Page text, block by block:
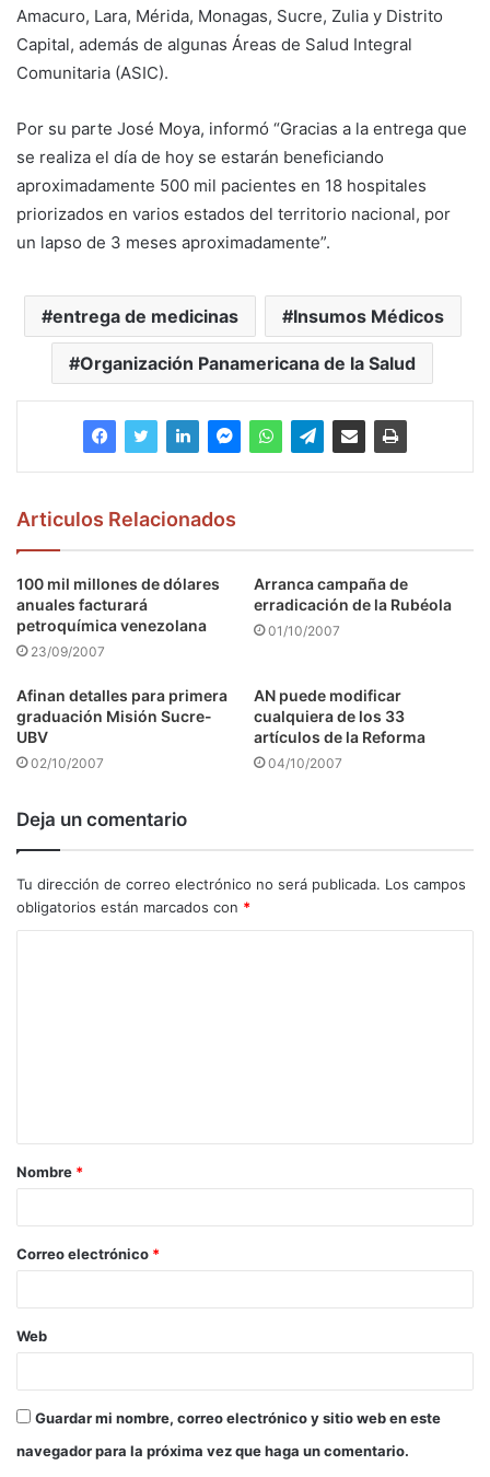
Amacuro, Lara, Mérida, Monagas, Sucre, Zulia y Distrito
Capital, además de algunas Áreas de Salud Integral
Comunitaria (ASIC).
Por su parte José Moya, informó “Gracias a la entrega que
se realiza el día de hoy se estarán beneficiando
aproximadamente 500 mil pacientes en 18 hospitales
priorizados en varios estados del territorio nacional, por
un lapso de 3 meses aproximadamente”.
entrega de medicinas Insumos Médicos
Organización Panamericana de la Salud
Articulos Relacionados
100 mil millones de dólares
anuales facturará
petroquímica venezolana
23/09/2007
Arranca campaña de
erradicación de la Rubéola
01/10/2007
Afinan detalles para primera
graduación Misión Sucre-
UBV
02/10/2007
AN puede modificar
cualquiera de los 33
artículos de la Reforma
04/10/2007
Deja un comentario
Tu dirección de correo electrónico no será publicada. Los campos
obligatorios están marcados con *
a
r
*
Nombre *
Correo electrónico *
Web
Guardar mi nombre, correo electrónico y sitio web en este
navegador para la próxima vez que haga un comentario.